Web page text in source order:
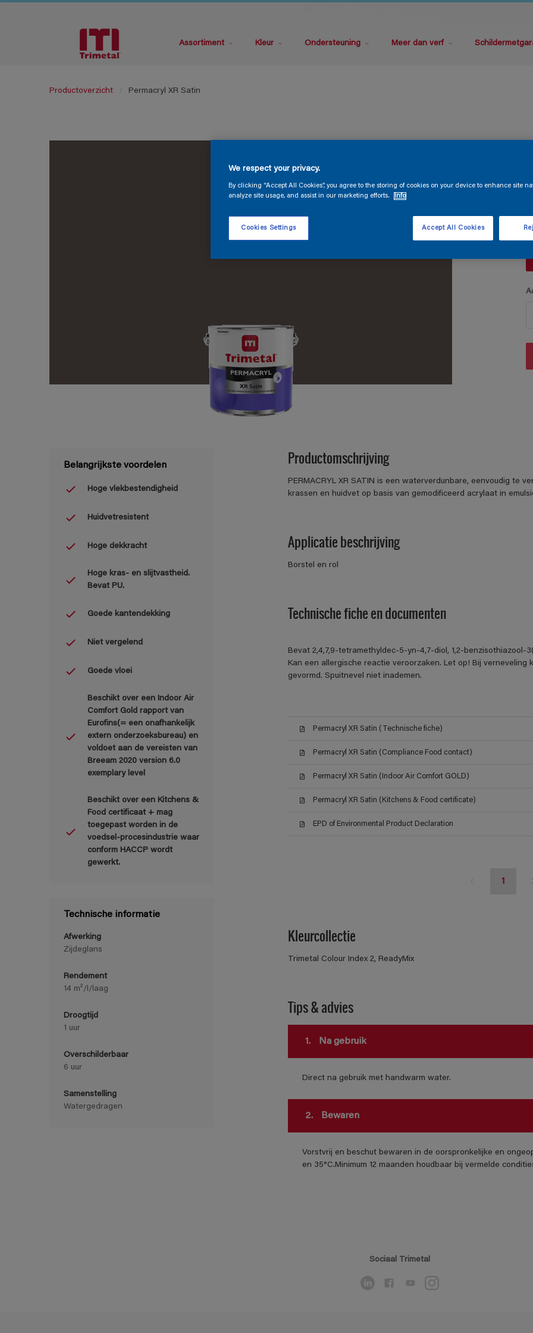
Assortiment Kleur Ondersteuning Meer dan verf
Productoverzicht Permacryl XR Satin
Belangrijkste voordelen
Hoge vlekbestendigheid
Huidvetresistent
Hoge dekkracht
Hoge kras- en slijtvastheid.
Bevat PU.
Goede kantendekking
Niet vergelend
Goede vloei
Beschikt over een Indoor Air
Comfort Gold rapport van
Eurofins(= een onafhankelijk
extern onderzoeksbureau) en
voldoet aan de vereisten van
Breeam 2020 version 6.0
exemplary level
Beschikt over een Kitchens &
Food certificaat + mag
toegepast worden in de
voedsel-procesindustrie waar
conform HACCP wordt
gewerkt.
Technische informatie
Afwerking
Zijdeglans
Rendement
14 m²/l/laag
Droogtijd
1 uur
Overschilderbaar
6 uur
Samenstelling
Watergedragen
Productomschrijving
PERMACRYL XR SATIN is een waterverdunbare, eenvoudig te
krassen en huidvet op basis van gemodificeerd acrylaat in
Applicatie beschrijving
Borstel en rol
Technische fiche en documenten
Bevat 2,4,7,9-tetramethyldec-5-yn-4,7-diol, 1,2-
Kan een allergische reactie veroorzaken. Let op! Bij
gevormd. Spuitnevel niet inademen.
Permacryl XR Satin (Technische fiche)
Permacryl XR Satin (Compliance Food contact)
Permacryl XR Satin (Indoor Air Comfort GOLD)
Permacryl XR Satin (Kitchens & Food certificate)
EPD of Environmental Product Declaration
1
Kleurcollectie
Trimetal Colour Index 2, ReadyMix
Tips & advies
1. Na gebruik
Direct na gebruik met handwarm water.
2. Bewaren
Vorstvrij en beschut bewaren in de oorspronkelijke en
en 35°C.Minimum 12 maanden houdbaar bij vermelde
Sociaal Trimetal
We respect your privacy.
By clicking “Accept All Cookies”, you agree to the storing of cookies on your device to enhance site
analyze site usage, and assist in our marketing efforts.
Info
Cookies Settings Accept All Cookies